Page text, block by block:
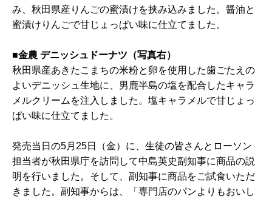
み、秋田県産りんごの蜜漬けを挟み込みました。醤油と
蜜漬けりんごで甘じょっぱい味に仕立てました。
■金農 デニッシュドーナツ（写真右）
秋田県産あきたこまちの米粉と卵を使用した歯ごたえの
よいデニッシュ生地に、男鹿半島の塩を配合したキャラ
メルクリームを注入しました。塩キャラメルで甘じょっ
ぱい味に仕立てました。
発売当日の5月25日（金）に、生徒の皆さんとローソン
担当者が秋田県庁を訪問して中島英史副知事に商品の説
明を行いました。そして、副知事に商品をご試食いただ
きました。副知事からは、「専門店のパンよりもおいし